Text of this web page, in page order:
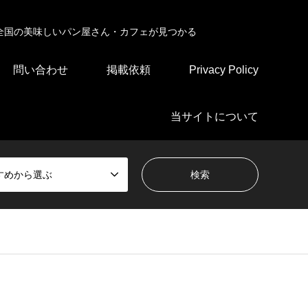
の美味しいパン屋さん・カフェが見つかる
問い合わせ 掲載依頼 Privacy Policy
当サイトについて
めから選ぶ